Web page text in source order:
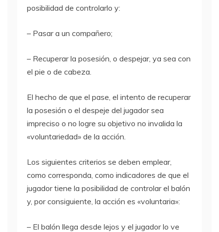
posibilidad de controlarlo y:
– Pasar a un compañero;
– Recuperar la posesión, o despejar, ya sea con
el pie o de cabeza.
El hecho de que el pase, el intento de recuperar
la posesión o el despeje del jugador sea
impreciso o no logre su objetivo no invalida la
«voluntariedad» de la acción.
Los siguientes criterios se deben emplear,
como corresponda, como indicadores de que el
jugador tiene la posibilidad de controlar el balón
y, por consiguiente, la acción es «voluntaria»:
– El balón llega desde lejos y el jugador lo ve